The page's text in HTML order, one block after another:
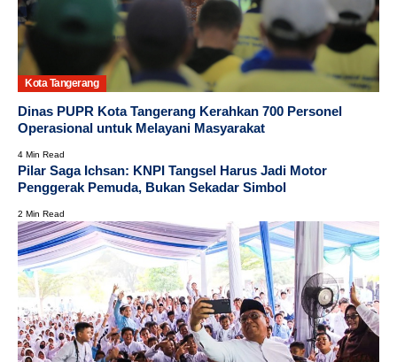
Kota Tangerang
Dinas PUPR Kota Tangerang Kerahkan 700 Personel
Operasional untuk Melayani Masyarakat
4 Min Read
Pilar Saga Ichsan: KNPI Tangsel Harus Jadi Motor
Penggerak Pemuda, Bukan Sekadar Simbol
2 Min Read